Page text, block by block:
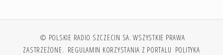
© POLSKIE RADIO SZCZECIN SA. WSZYSTKIE PRAWA
ZASTRZEŻONE. REGULAMIN KORZYSTANIA Z PORTALU POLITYKA